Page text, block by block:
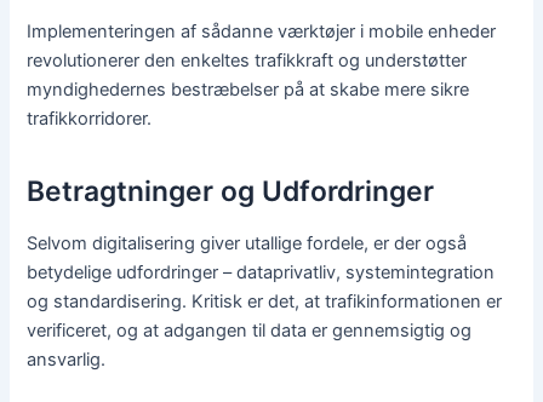
Implementeringen af sådanne værktøjer i mobile enheder
revolutionerer den enkeltes trafikkraft og understøtter
myndighedernes bestræbelser på at skabe mere sikre
trafikkorridorer.
Betragtninger og Udfordringer
Selvom digitalisering giver utallige fordele, er der også
betydelige udfordringer – dataprivatliv, systemintegration
og standardisering. Kritisk er det, at trafikinformationen er
verificeret, og at adgangen til data er gennemsigtig og
ansvarlig.